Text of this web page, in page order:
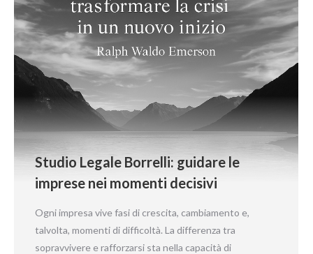
Studio Legale Borrelli: guidare le
imprese nei momenti decisivi
Ogni impresa vive fasi di crescita, cambiamento e,
talvolta, momenti di difficoltà. La differenza tra
sopravvivere e rafforzarsi sta nella capacità di